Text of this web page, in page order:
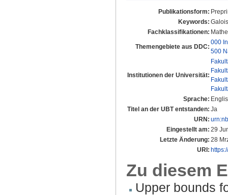
Publikationsform:
Keywords:
Fachklassifikationen:
Themengebiete aus DDC:
000
500
Institutionen der Universität:
Sprache:
Titel an der UBT entstanden: Ja
URN:
Eingestellt am: 29
Letzte Änderung: 28
URI:
Zu diesem
Upper bounds